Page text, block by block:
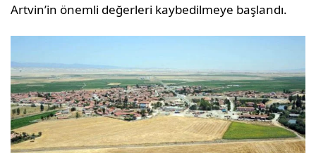
Artvin’in önemli değerleri kaybedilmeye başlandı.